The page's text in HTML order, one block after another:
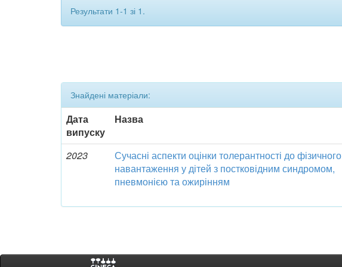
Результати 1-1 зі 1.
Знайдені матеріали:
Дата
випуску
Назва
2023
Сучасні аспекти оцінки толерантності до фізичного
навантаження у дітей з постковідним синдромом,
пневмонією та ожирінням